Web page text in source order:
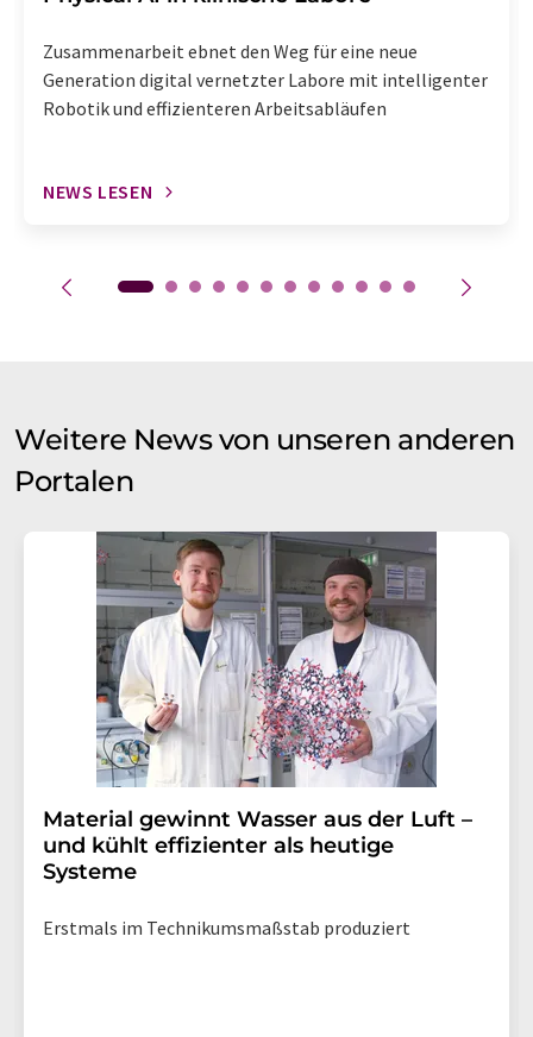
Zusammenarbeit ebnet den Weg für eine neue
Generation digital vernetzter Labore mit intelligenter
Robotik und effizienteren Arbeitsabläufen
NEWS LESEN
Weitere News von unseren anderen
Portalen
Material gewinnt Wasser aus der Luft –
und kühlt effizienter als heutige
Systeme
Erstmals im Technikumsmaßstab produziert